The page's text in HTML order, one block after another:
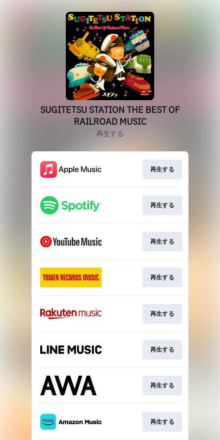
SUGITETSU STATION THE BEST OF
RAILROAD MUSIC
再生する
再生する
再生する
再生する
再生する
再生する
再生する
再生する
再生する